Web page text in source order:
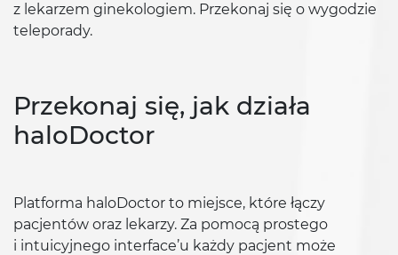
z lekarzem ginekologiem. Przekonaj się o wygodzie
teleporady.
Przekonaj się, jak działa
haloDoctor
Platforma haloDoctor to miejsce, które łączy
pacjentów oraz lekarzy. Za pomocą prostego
i intuicyjnego interface’u każdy pacjent może